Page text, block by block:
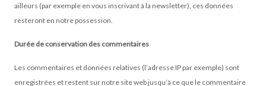
ailleurs (par exemple en vous inscrivant à la newsletter), ces données
resteront en notre possession.
Durée de conservation des commentaires
Les commentaires et données relatives (l’adresse IP par exemple) sont
enregistrées et restent sur notre site web jusqu’à ce que le commentaire